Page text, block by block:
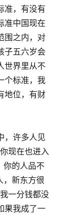
准，有没有
准中国现在
围之内，对
子五六岁会
世界里从不
个标准，我
地位，有财
许多人见
现在也进入
你的人品不
，新东方很
一分钱都没
果我成了一